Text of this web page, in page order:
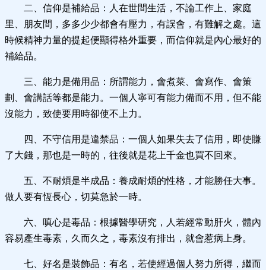
二、信仰是補給品：人在世間生活，不論工作上、家庭
里、朋友間，多多少少都會有壓力，有誤會，有難解之處。這
時候精神力量的提起便顯得格外重要，而信仰就是內心最好的
補給品。
三、能力是備用品：所謂能力，會煮菜、會寫作、會策
劃、會講話等都是能力。一個人寧可有能力備而不用，但不能
沒能力，致使要用時卻使不上力。
四、不守信用是違禁品：一個人如果失去了信用，即使賺
了大錢，那也是一時的，往後就是花上千金也買不回來。
五、不耐煩是半成品：養成耐煩的性格，才能勝任大事。
做人要有恆長心，切莫急於一時。
六、嗔心是毒品：根據醫學研究，人若經常動肝火，體內
容易產生毒素，久而久之，毒素沒有排出，就會惹病上身。
七、好名是裝飾品：有名，若使經過個人努力所得，繼而